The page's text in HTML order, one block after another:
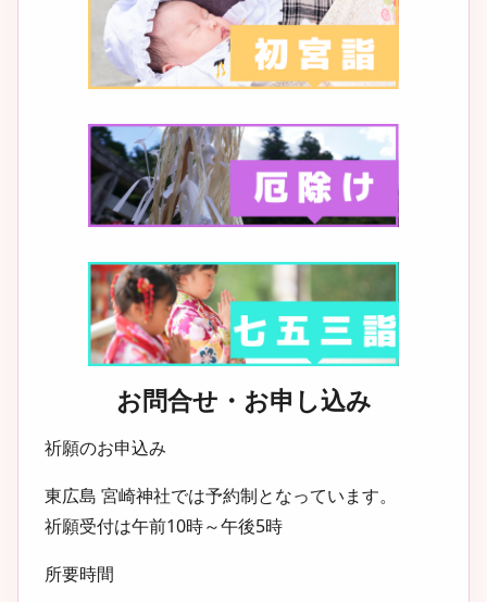
お問合せ・お申し込み
祈願のお申込み
東広島 宮崎神社では予約制となっています。
祈願受付は午前10時～午後5時
所要時間